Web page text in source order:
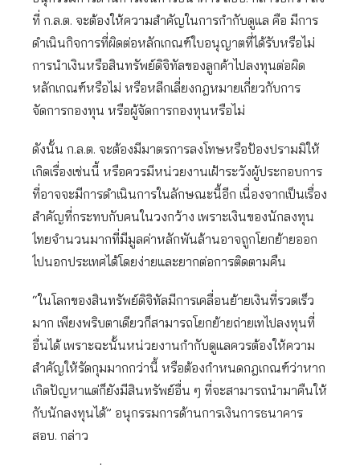
ที่ ก.ล.ต. จะต้องให้ความสำคัญในการกำกับดูแล คือ มีการ
ดำเนินกิจการที่ผิดต่อหลักเกณฑ์ใบอนุญาตที่ได้รับหรือไม่
การนำเงินหรือสินทรัพย์ดิจิทัลของลูกค้าไปลงทุนต่อผิด
หลักเกณฑ์หรือไม่ หรือหลีกเลี่ยงกฎหมายเกี่ยวกับการ
จัดการกองทุน หรือผู้จัดการกองทุนหรือไม่
ดังนั้น ก.ล.ต. จะต้องมีมาตรการลงโทษหรือป้องปรามมิให้
เกิดเรื่องเช่นนี้ หรือควรมีหน่วยงานเฝ้าระวังผู้ประกอบการ
ที่อาจจะมีการดำเนินการในลักษณะนี้อีก เนื่องจากเป็นเรื่อง
สำคัญที่กระทบกับคนในวงกว้าง เพราะเงินของนักลงทุน
ไทยจำนวนมากที่มีมูลค่าหลักพันล้านอาจถูกโยกย้ายออก
ไปนอกประเทศได้โดยง่ายและยากต่อการติดตามคืน
“ในโลกของสินทรัพย์ดิจิทัลมีการเคลื่อนย้ายเงินที่รวดเร็ว
มาก เพียงพริบตาเดียวก็สามารถโยกย้ายถ่ายเทไปลงทุนที่
อื่นได้ เพราะฉะนั้นหน่วยงานกำกับดูแลควรต้องให้ความ
สำคัญให้รัดกุมมากกว่านี้ หรือต้องกำหนดกฎเกณฑ์ว่าหาก
เกิดปัญหาแต่ก็ยังมีสินทรัพย์อื่น ๆ ที่จะสามารถนำมาคืนให้
กับนักลงทุนได้” อนุกรรมการด้านการเงินการธนาคาร
สอบ. กล่าว